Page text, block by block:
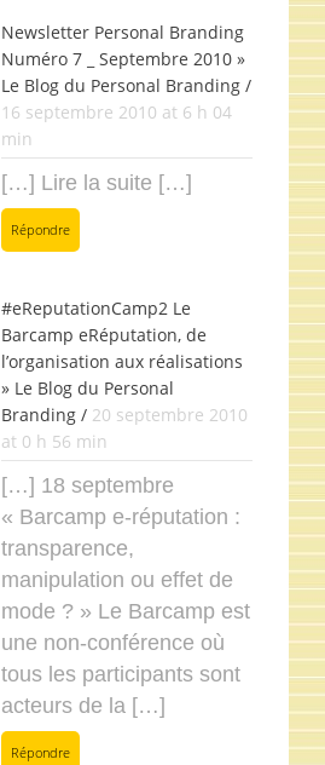
Newsletter Personal Branding
Numéro 7 _ Septembre 2010 »
Le Blog du Personal Branding /
16 septembre 2010 at 6 h 04
min
[…] Lire la suite […]
Répondre
#eReputationCamp2 Le
Barcamp eRéputation, de
l’organisation aux réalisations
» Le Blog du Personal
Branding / 20 septembre 2010
at 0 h 56 min
[…] 18 septembre
« Barcamp e-réputation :
transparence,
manipulation ou effet de
mode ? » Le Barcamp est
une non-conférence où
tous les participants sont
acteurs de la […]
Répondre